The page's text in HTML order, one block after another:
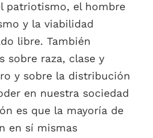
patriotismo, el hombre
y la viabilidad
libre. También
sobre raza, clase y
y sobre la distribución
en nuestra sociedad
es que la mayoría de
en sí mismas